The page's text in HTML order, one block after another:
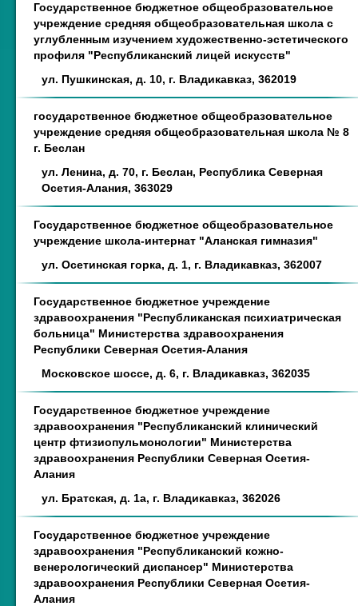
Государственное бюджетное общеобразовательное
учреждение средняя общеобразовательная школа с
углубленным изучением художественно-эстетического
профиля "Республиканский лицей искусств"
ул. Пушкинская, д. 10, г. Владикавказ, 362019
государственное бюджетное общеобразовательное
учреждение средняя общеобразовательная школа № 8
г. Беслан
ул. Ленина, д. 70, г. Беслан, Республика Северная
Осетия-Алания, 363029
Государственное бюджетное общеобразовательное
учреждение школа-интернат "Аланская гимназия"
ул. Осетинская горка, д. 1, г. Владикавказ, 362007
Государственное бюджетное учреждение
здравоохранения "Республиканская психиатрическая
больница" Министерства здравоохранения
Республики Северная Осетия-Алания
Московское шоссе, д. 6, г. Владикавказ, 362035
Государственное бюджетное учреждение
здравоохранения "Республиканский клинический
центр фтизиопульмонологии" Министерства
здравоохранения Республики Северная Осетия-
Алания
ул. Братская, д. 1а, г. Владикавказ, 362026
Государственное бюджетное учреждение
здравоохранения "Республиканский кожно-
венерологический диспансер" Министерства
здравоохранения Республики Северная Осетия-
Алания